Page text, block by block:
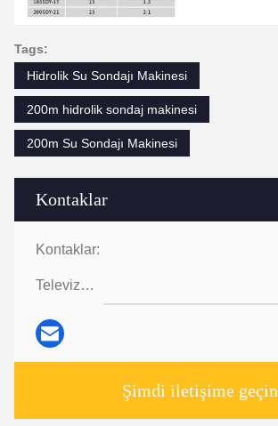
Kontaklar
Kontaklar:
Televizyon:
Şimdi iletişime geçin
Tags:
Hidrolik Su Sondajı Makinesi
200m hidrolik sondaj makinesi
200m Su Sondajı Makinesi